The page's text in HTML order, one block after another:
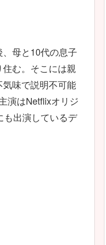
母と10代の息子
む。そこには親
味で説明不可能
演はNetflixオリジ
も出演しているデ